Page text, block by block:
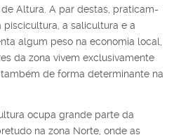
Altura. A par destas, praticam-
a salicultura e a
algum peso na economia local,
da zona vivem exclusivamente
de forma determinante na
ocupa grande parte da
na zona Norte, onde as